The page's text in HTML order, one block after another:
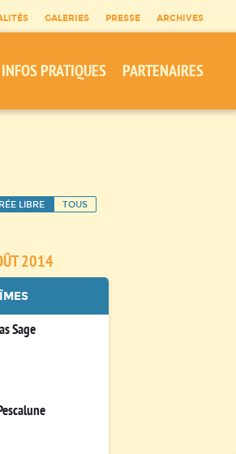
GALERIES PRESSE ARCHIVES
INFOS PRATIQUES PARTENAIRES
LIBRE TOUS
2014
Sage